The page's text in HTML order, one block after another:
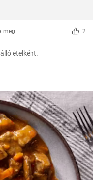
meg 2
ételként.